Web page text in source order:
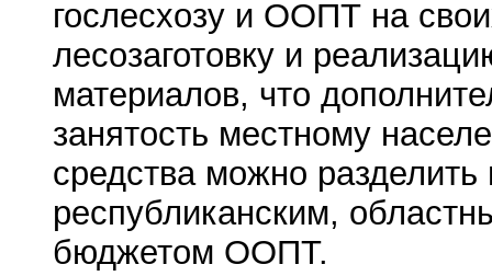
гослесхозу и ООПТ на
лесозаготовку и
материалов, что
занятость местному
средства можно
республиканским,
бюджетом ООПТ.